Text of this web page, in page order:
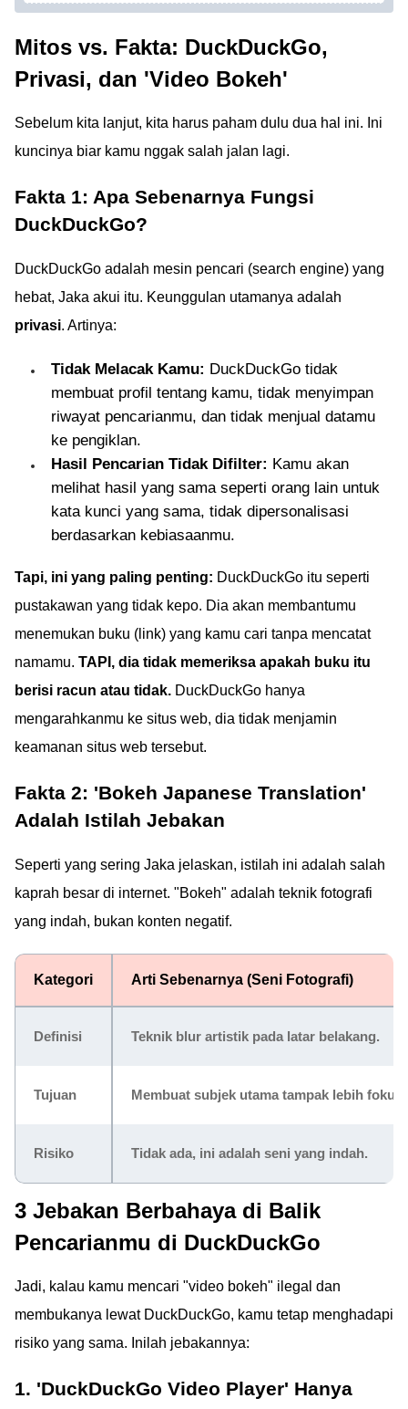
Mitos vs. Fakta: DuckDuckGo,
Privasi, dan 'Video Bokeh'
Sebelum kita lanjut, kita harus paham dulu dua hal ini. Ini
kuncinya biar kamu nggak salah jalan lagi.
Fakta 1: Apa Sebenarnya Fungsi
DuckDuckGo?
DuckDuckGo adalah mesin pencari (search engine) yang
hebat, Jaka akui itu. Keunggulan utamanya adalah
privasi. Artinya:
Tidak Melacak Kamu: DuckDuckGo tidak
membuat profil tentang kamu, tidak menyimpan
riwayat pencarianmu, dan tidak menjual datamu
ke pengiklan.
Hasil Pencarian Tidak Difilter: Kamu akan
melihat hasil yang sama seperti orang lain untuk
kata kunci yang sama, tidak dipersonalisasi
berdasarkan kebiasaanmu.
Tapi, ini yang paling penting: DuckDuckGo itu seperti
pustakawan yang tidak kepo. Dia akan membantumu
menemukan buku (link) yang kamu cari tanpa mencatat
namamu. TAPI, dia tidak memeriksa apakah buku itu
berisi racun atau tidak. DuckDuckGo hanya
mengarahkanmu ke situs web, dia tidak menjamin
keamanan situs web tersebut.
Fakta 2: 'Bokeh Japanese Translation'
Adalah Istilah Jebakan
Seperti yang sering Jaka jelaskan, istilah ini adalah salah
kaprah besar di internet. "Bokeh" adalah teknik fotografi
yang indah, bukan konten negatif.
Kategori Arti Sebenarnya (Seni Fotografi)
Definisi Teknik blur artistik pada latar belakang.
Tujuan Membuat subjek utama tampak lebih fokus
Risiko Tidak ada, ini adalah seni yang indah.
3 Jebakan Berbahaya di Balik
Pencarianmu di DuckDuckGo
Jadi, kalau kamu mencari "video bokeh" ilegal dan
membukanya lewat DuckDuckGo, kamu tetap menghadapi
risiko yang sama. Inilah jebakannya:
1. 'DuckDuckGo Video Player' Hanya